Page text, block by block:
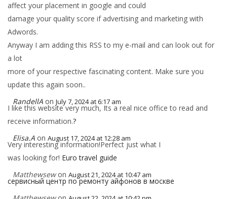
affect your placement in google and could
damage your quality score if advertising and marketing with
Adwords.
Anyway I am adding this RSS to my e-mail and can look out for
a lot
more of your respective fascinating content. Make sure you
update this again soon..
RandellA on July 7, 2024 at 6:17 am
I like this website very much, Its a real nice office to read and
receive information.?
Elisa.A on August 17, 2024 at 12:28 am
Very interesting information!Perfect just what I
was looking for! Euro travel guide
Matthewsew on August 21, 2024 at 10:47 am
сервисный центр по ремонту айфонов в москве